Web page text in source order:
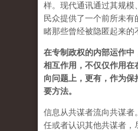
样。现代通讯通过其规模
民众提供了一个前所未有
睹那些曾经被隐匿起来的
在专制政权的内部运作中
相互作用，不仅仅作用在
向问题上，更有，作为
要方法。
信息从共谋者流向共谋者
任或者认识其他共谋者，